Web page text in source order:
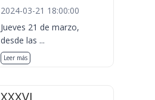
2024-03-21 18:00:00
Jueves 21 de marzo,
desde las ...
Leer más
XXXVI